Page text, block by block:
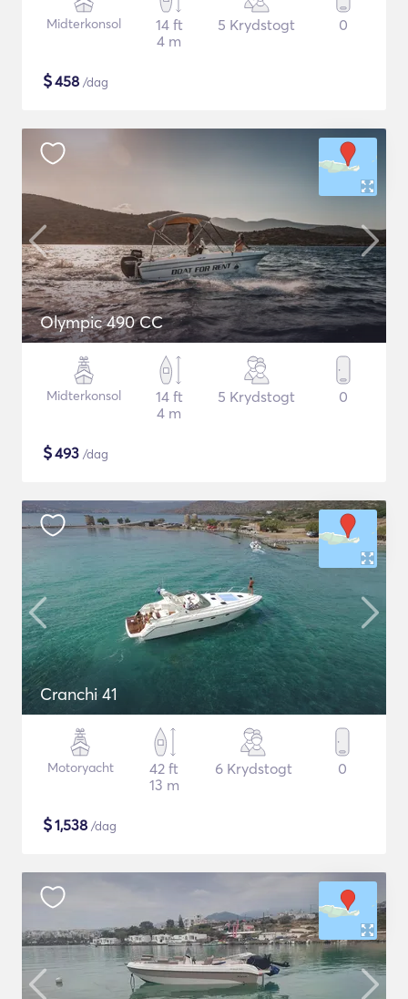
Midterkonsol
14 ft
4 m
5 Krydstogt 0
$458 /dag
Olympic 490 CC
Midterkonsol
14 ft
4 m
5 Krydstogt 0
$493 /dag
Cranchi 41
Motoryacht
42 ft
13 m
6 Krydstogt 0
$1,538 /dag